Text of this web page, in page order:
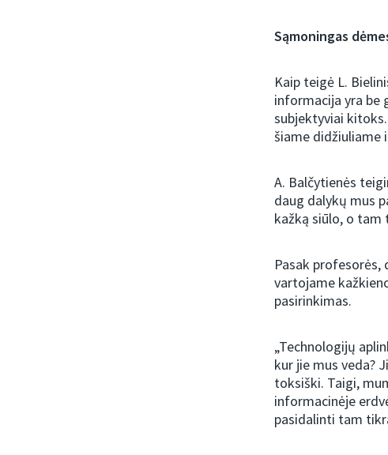
Sąmoningas
Kaip teigė L.
informacija yra be
subjektyviai
šiame didžiuliame
A. Balčytienės
daug dalykų mus
kažką siūlo, o tam
Pasak
vartojame
pasirinkimas.
„Technologijų
kur jie mus veda?
toksiški. Taigi,
informacinėje
pasidalinti tam